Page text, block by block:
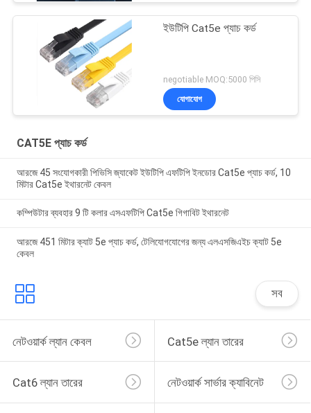
ইউটিপি Cat5e প্যাচ কর্ড
negotiable MOQ:5000 পিসি
যোগাযোগ
CAT5E প্যাচ কর্ড
আরজে 45 সংযোগকারী পিভিসি জ্যাকেট ইউটিপি এফটিপি ইনডোর Cat5e প্যাচ কর্ড, 10
মিটার Cat5e ইথারনেট কেবল
কম্পিউটার ব্যবহার 9 টি কলার এসএফটিপি Cat5e গিগাবিট ইথারনেট
আরজে 451 মিটার ক্যাট 5e প্যাচ কর্ড, টেলিযোগযোগের জন্য এলএসজিএইচ ক্যাট 5e
কেবল
সব
নেটওয়ার্ক ল্যান কেবল Cat5e ল্যান তারের
Cat6 ল্যান তারের নেটওয়ার্ক সার্ভার ক্যাবিনেট